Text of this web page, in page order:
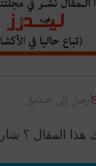
أرسل إلى صديق
هذا المقال ؟